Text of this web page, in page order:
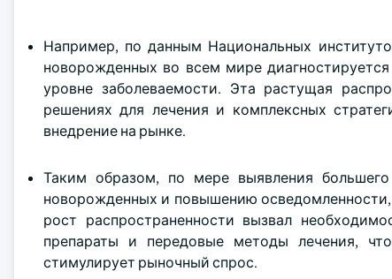
Например, по данным Национальных
новорожденных во всем мире
уровне заболеваемости. Эта растущая
решениях для лечения и комплексных
внедрение на рынке.
Таким образом, по мере выявления большего
новорожденных и повышению
рост распространенности вызвал
препараты и передовые методы лечения,
стимулирует рыночный спрос.